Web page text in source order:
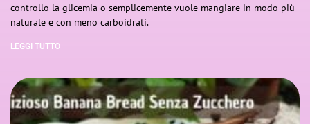
controllo la glicemia o semplicemente vuole mangiare in modo più
naturale e con meno carboidrati.
LEGGI TUTTO